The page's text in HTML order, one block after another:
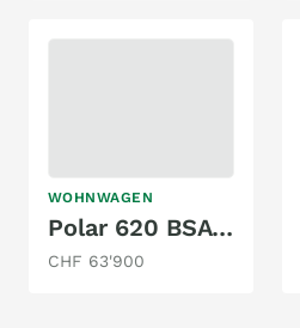
WOHNWAGEN
Polar 620 BSA BLACKLINE M25
CHF 63'900